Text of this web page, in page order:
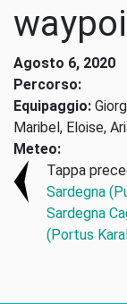
Agosto 6, 2020
Percorso:
Equipaggio:
Maribel, Eloise,
Meteo:
Tappa
Sardegna
Sardegna
(Portus